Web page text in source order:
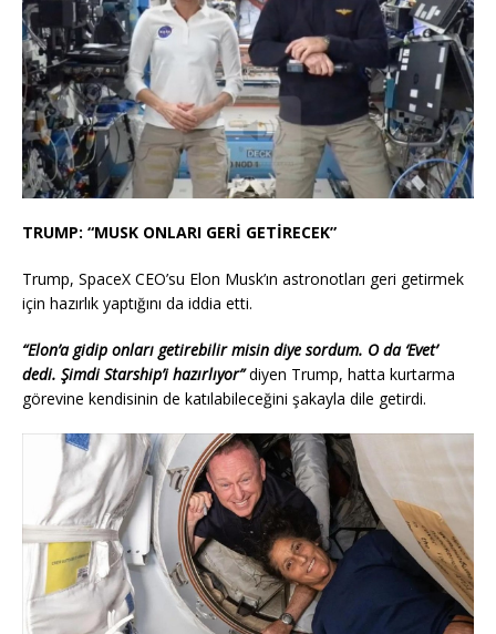
TRUMP: “MUSK ONLARI GERİ GETİRECEK”
Trump, SpaceX CEO’su Elon Musk’ın astronotları geri getirmek
için hazırlık yaptığını da iddia etti.
“Elon’a gidip onları getirebilir misin diye sordum. O da ‘Evet’
dedi. Şimdi Starship’i hazırlıyor”diyen Trump, hatta kurtarma
görevine kendisinin de katılabileceğini şakayla dile getirdi.